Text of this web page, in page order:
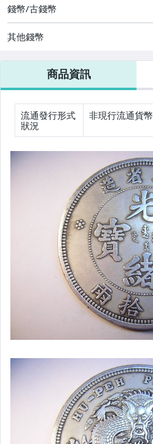
偶像、球員卡與郵幣
手錶與飾品配件
美容保養與彩妝
美食與地方特產
錢幣/古錢幣
其他錢幣
商品資訊
流通發行形式
狀況
非現行流通貨幣